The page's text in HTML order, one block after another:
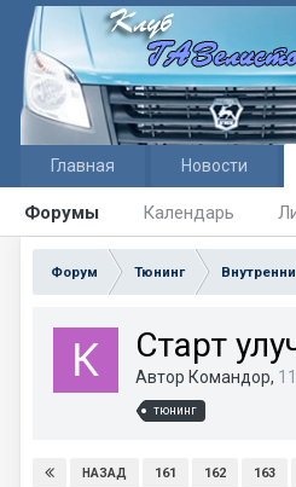
Главная Новости
Форумы Календарь
Форум Тюнинг
Старт
Автор Командор,
тюнинг
НАЗАД 161 162 163